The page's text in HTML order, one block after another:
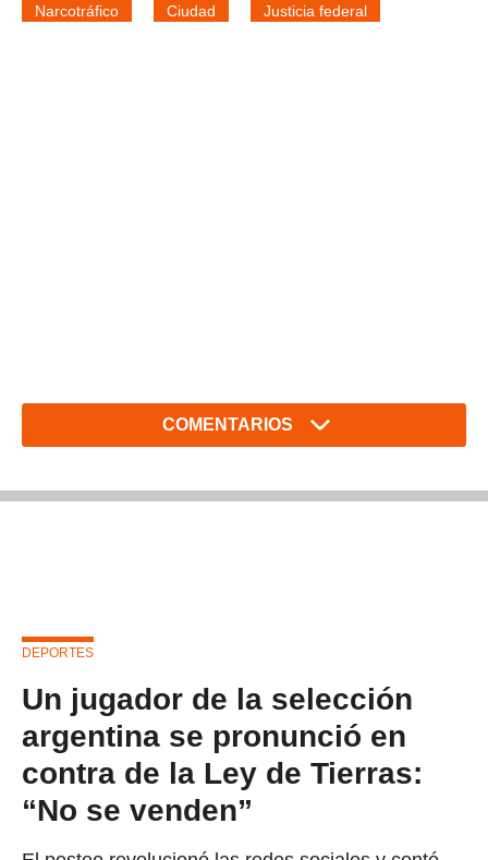
Narcotráfico Ciudad Justicia federal
COMENTARIOS